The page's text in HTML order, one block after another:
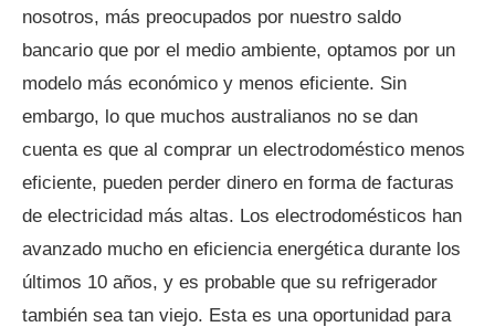
nosotros, más preocupados por nuestro saldo
bancario que por el medio ambiente, optamos por un
modelo más económico y menos eficiente. Sin
embargo, lo que muchos australianos no se dan
cuenta es que al comprar un electrodoméstico menos
eficiente, pueden perder dinero en forma de facturas
de electricidad más altas. Los electrodomésticos han
avanzado mucho en eficiencia energética durante los
últimos 10 años, y es probable que su refrigerador
también sea tan viejo. Esta es una oportunidad para